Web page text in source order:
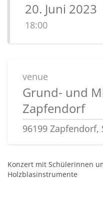
20. Juni 2023
18:00
venue
Grund- und
Zapfendorf
96199 Zapfendorf,
Konzert mit Schülerinnen
Holzblasinstrumente